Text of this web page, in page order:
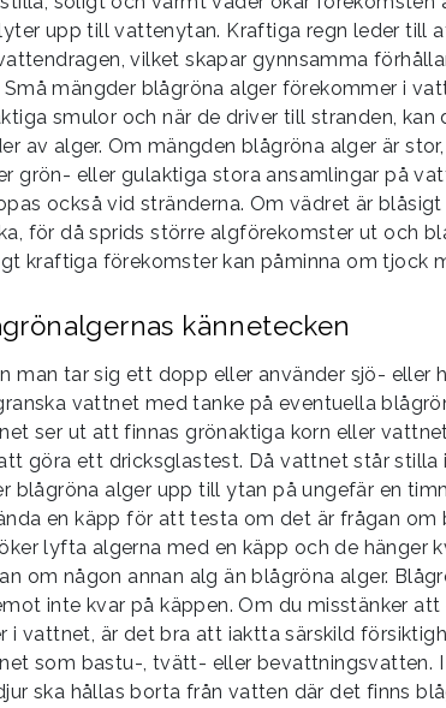
upp till vattenytan. Kraftiga regn leder till
vilket skapar gynnsamma
Små mängder blågröna alger förekommer i
smulor och när de driver till stranden, kan
av alger. Om mängden blågröna alger är
grön- eller gulaktiga stora ansamlingar på
också vid stränderna. Om vädret är
för då sprids större algförekomster ut och
kraftiga förekomster kan påminna om tjock
kännetecken
man tar sig ett dopp eller använder sjö- eller
vattnet med tanke på eventuella
ser ut att finnas grönaktiga korn eller
göra ett dricksglastest. Då vattnet står stilla
blågröna alger upp till ytan på ungefär en
en käpp för att testa om det är frågan om
lyfta algerna med en käpp och de hänger
om någon annan alg än blågröna alger.
inte kvar på käppen. Om du misstänker
i vattnet, är det bra att iaktta särskild
som bastu-, tvätt- eller bevattningsvatten. I
ska hållas borta från vatten där det finns